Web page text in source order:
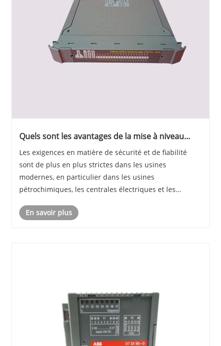
Quels sont les avantages de la mise à niveau
Triplex ?
Les exigences en matière de sécurité et de fiabilité
sont de plus en plus strictes dans les usines
modernes, en particulier dans les usines
pétrochimiques, les centrales électriques et les
dévastateur. Les systèmes DCS plus anciens
En savoir plus